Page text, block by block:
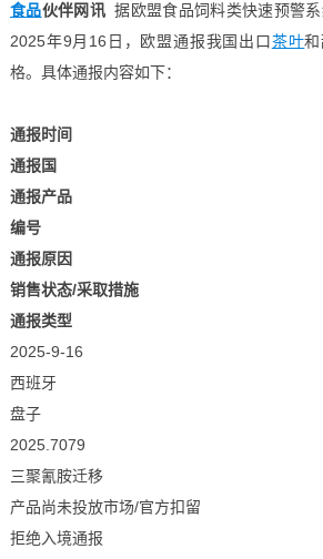
食品伙伴网讯据欧盟食品饲料类快速预警系
2025年9月16日，欧盟通报我国出口茶叶
格。具体通报内容如下：
通报时间
通报国
通报产品
编号
通报原因
销售状态/采取措施
通报类型
2025-9-16
西班牙
盘子
2025.7079
三聚氰胺迁移
产品尚未投放市场/官方扣留
拒绝入境通报